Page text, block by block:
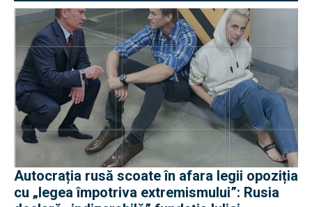
Autocrația rusă scoate în afara legii opoziția
cu „legea împotriva extremismului”: Rusia